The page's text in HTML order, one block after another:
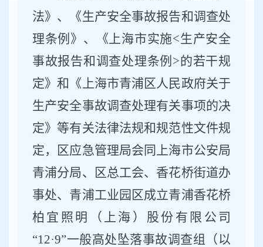
法》、《生产安全事故报告和调查处
理条例》、《上海市实施<生产安全
事故报告和调查处理条例>的若干规
定》和《上海市青浦区人民政府关于
生产安全事故调查处理有关事项的决
定》等有关法律法规和规范性文件规
定，
区应急管理局会同上海市公安局
青浦分局、区总工会、香花桥街道办
事处、青浦工业园区成立青浦香花桥
柏宜照明（上海）股份有限公司
“12·9”一般高处坠落事故调查组（以